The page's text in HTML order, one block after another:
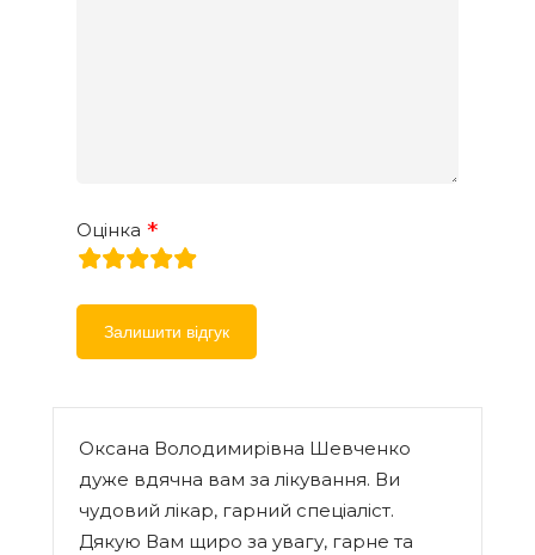
Оцінка
rating
Оксана Володимирівна Шевченко
дуже вдячна вам за лікування. Ви
чудовий лікар, гарний спеціаліст.
Дякую Вам щиро за увагу, гарне та